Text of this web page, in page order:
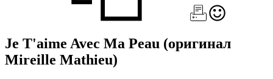
Je T'aime Avec Ma Peau (оригинал
Mireille Mathieu)